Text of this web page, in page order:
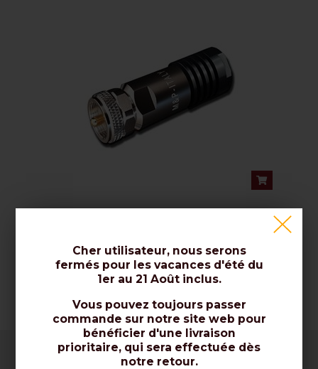
PROLONGE LA DURÉ
Cher utilisateur, nous serons
fermés pour les vacances d'été du
1er au 21 Août inclus.
Vous pouvez toujours passer
commande sur notre site web pour
bénéficier d'une livraison
prioritaire, qui sera effectuée dès
notre retour.